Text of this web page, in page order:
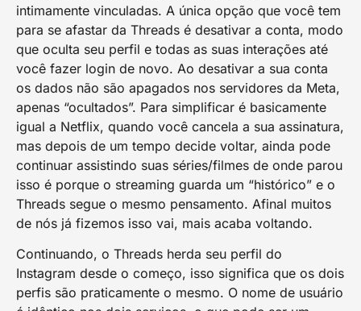
intimamente vinculadas. A única opção que você tem
para se afastar da Threads é desativar a conta, modo
que oculta seu perfil e todas as suas interações até
você fazer login de novo. Ao desativar a sua conta
os dados não são apagados nos servidores da Meta,
apenas “ocultados”. Para simplificar é basicamente
igual a Netflix, quando você cancela a sua assinatura,
mas depois de um tempo decide voltar, ainda pode
continuar assistindo suas séries/filmes de onde parou
isso é porque o streaming guarda um “histórico” e o
Threads segue o mesmo pensamento. Afinal muitos
de nós já fizemos isso vai, mais acaba voltando.
Continuando, o Threads herda seu perfil do
Instagram desde o começo, isso significa que os dois
perfis são praticamente o mesmo. O nome de usuário